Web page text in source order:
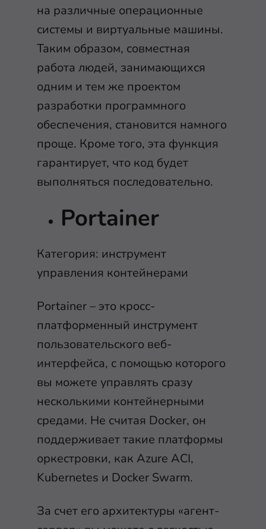
на различные операционные
системы и виртуальные машины.
Таким образом, совместная
работа людей, занимающихся
одним и тем же проектом
разработки программного
обеспечения, становится намного
проще. Кроме того, эта функция
гарантирует, что код будет
выполняться последовательно.
Portainer
Категория: инструмент
управления контейнерами
Portainer – это кросс-
платформенный инструмент
пользовательского веб-
интерфейса, с помощью которого
вы можете управлять сразу
несколькими контейнерными
средами. Не считая Docker, он
поддерживает такие платформы
оркестровки, как Azure ACI,
Kubernetes и Docker Swarm.
За счет его архитектуры «агент-